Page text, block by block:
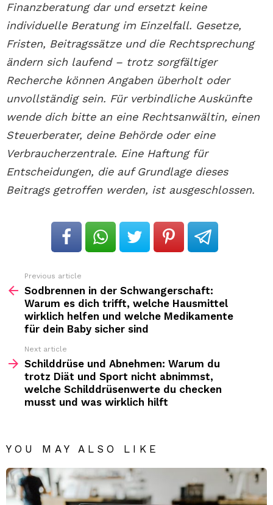
Finanzberatung dar und ersetzt keine
individuelle Beratung im Einzelfall. Gesetze,
Fristen, Beitragssätze und die Rechtsprechung
ändern sich laufend – trotz sorgfältiger
Recherche können Angaben überholt oder
unvollständig sein. Für verbindliche Auskünfte
wende dich bitte an eine Rechtsanwältin, einen
Steuerberater, deine Behörde oder eine
Verbraucherzentrale. Eine Haftung für
Entscheidungen, die auf Grundlage dieses
Beitrags getroffen werden, ist ausgeschlossen.
more
Previous article
Sodbrennen in der Schwangerschaft:
Warum es dich trifft, welche Hausmittel
wirklich helfen und welche Medikamente
für dein Baby sicher sind
Next article
Schilddrüse und Abnehmen: Warum du
trotz Diät und Sport nicht abnimmst,
welche Schilddrüsenwerte du checken
musst und was wirklich hilft
YOU MAY ALSO LIKE